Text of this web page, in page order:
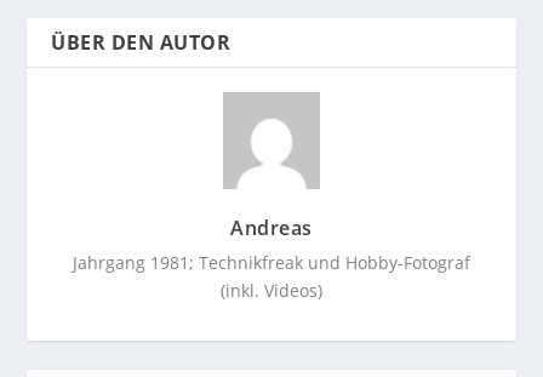
ÜBER DEN AUTOR
Andreas
Jahrgang 1981; Technikfreak und Hobby-Fotograf
(inkl. Videos)